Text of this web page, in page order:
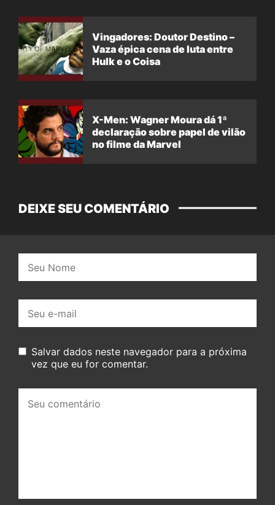
Vingadores: Doutor Destino –
Vaza épica cena de luta entre
Hulk e o Coisa
X-Men: Wagner Moura dá 1ª
declaração sobre papel de vilão
no filme da Marvel
DEIXE SEU COMENTÁRIO
mail:
Salvar dados neste navegador para a próxima
vez que eu for comentar.
comentário: